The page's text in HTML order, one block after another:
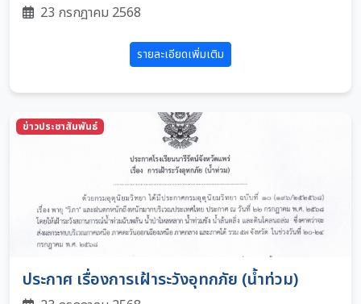
23 กรกฎาคม 2568
รายละเอียดเพิ่มเติม
ข่าวประชาสัมพันธ์
ประกาศ เรื่องการเฝ้าระวังอุทกภัย (น้ำท่วม)